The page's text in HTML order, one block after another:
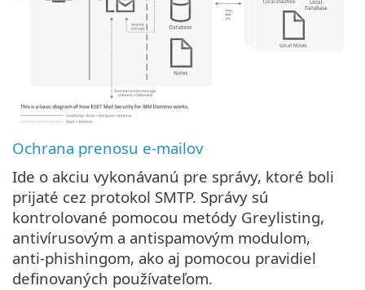
Ochrana prenosu e-mailov
Ide o akciu vykonávanú pre správy, ktoré boli
prijaté cez protokol SMTP. Správy sú
kontrolované pomocou metódy Greylisting,
antivírusovým a antispamovým modulom,
anti-phishingom, ako aj pomocou pravidiel
definovaných používateľom.